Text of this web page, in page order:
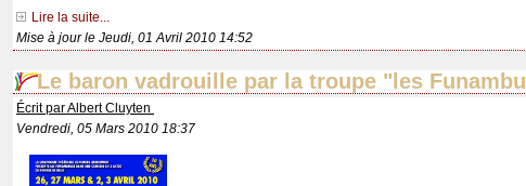
Lire la suite...
Mise à jour le Jeudi, 01 Avril 2010 14:52
Le baron vadrouille par la troupe "les
Écrit par Albert Cluyten
Vendredi, 05 Mars 2010 18:37